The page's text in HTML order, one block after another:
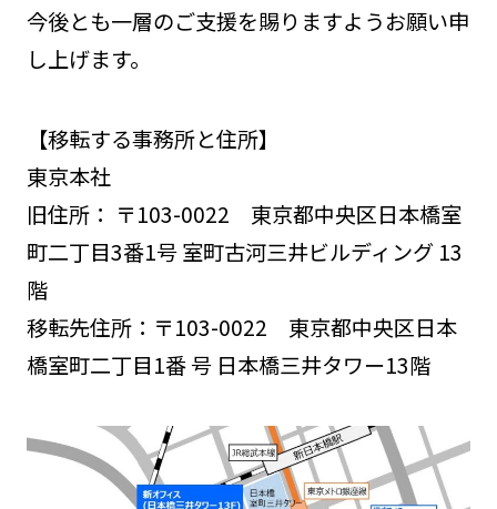
今後とも一層のご支援を賜りますようお願い申
し上げます。
【移転する事務所と住所】
東京本社
旧住所： 〒103-0022 東京都中央区日本橋室
町二丁目3番1号 室町古河三井ビルディング 13
階
移転先住所：〒103-0022 東京都中央区日本
橋室町二丁目1番 号 日本橋三井タワー13階